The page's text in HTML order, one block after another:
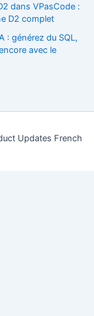
dans VPasCode :
D2 complet
: générez du SQL,
avec le
Updates French